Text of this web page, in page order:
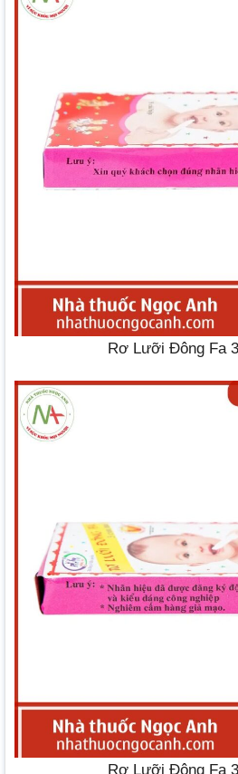
Rơ Lưỡi Đông Fa
Rơ Lưỡi Đông Fa